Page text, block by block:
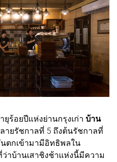
ร้อยปีแห่งย่านกรุงเก่า บ้าน
ายรัชกาลที่ 5 ถึงต้นรัชกาลที่
ตกเข้ามามีอิทธิพลใน
ว่าบ้านเสาชิงช้าแห่งนี้มีความ